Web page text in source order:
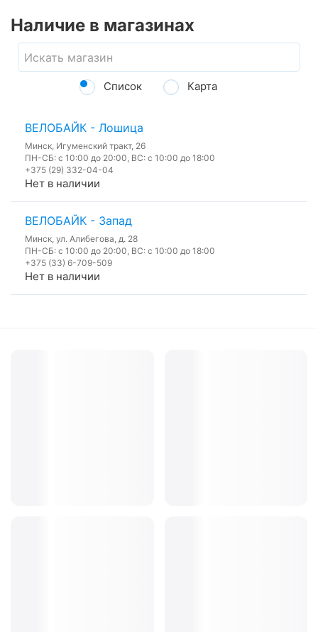
Наличие в магазинах
Список Карта
ВЕЛОБАЙК - Лошица
Минск, Игуменский тракт, 26
ПН-СБ: с 10:00 до 20:00, ВС: с 10:00 до 18:00
+375 (29) 332-04-04
Нет в наличии
ВЕЛОБАЙК - Запад
Минск, ул. Алибегова, д. 28
ПН-СБ: с 10:00 до 20:00, ВС: с 10:00 до 18:00
+375 (33) 6-709-509
Нет в наличии